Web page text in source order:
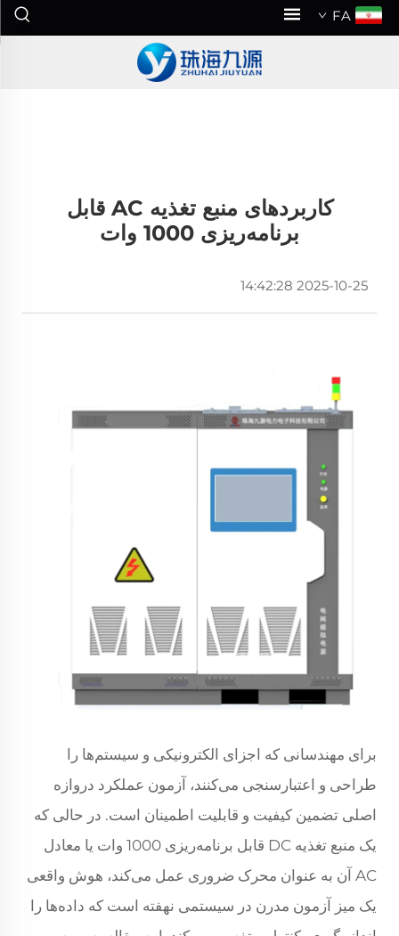
FA
کاربردهای منبع تغذیه AC قابل
برنامه‌ریزی 1000 وات
2025-10-25 14:42:28
برای مهندسانی که اجزای الکترونیکی و سیستم‌ها را
طراحی و اعتبارسنجی می‌کنند، آزمون عملکرد دروازه
اصلی تضمین کیفیت و قابلیت اطمینان است. در حالی که
یک منبع تغذیه DC قابل برنامه‌ریزی 1000 وات یا معادل
AC آن به عنوان محرک ضروری عمل می‌کند، هوش واقعی
یک میز آزمون مدرن در سیستمی نهفته است که داده‌ها را